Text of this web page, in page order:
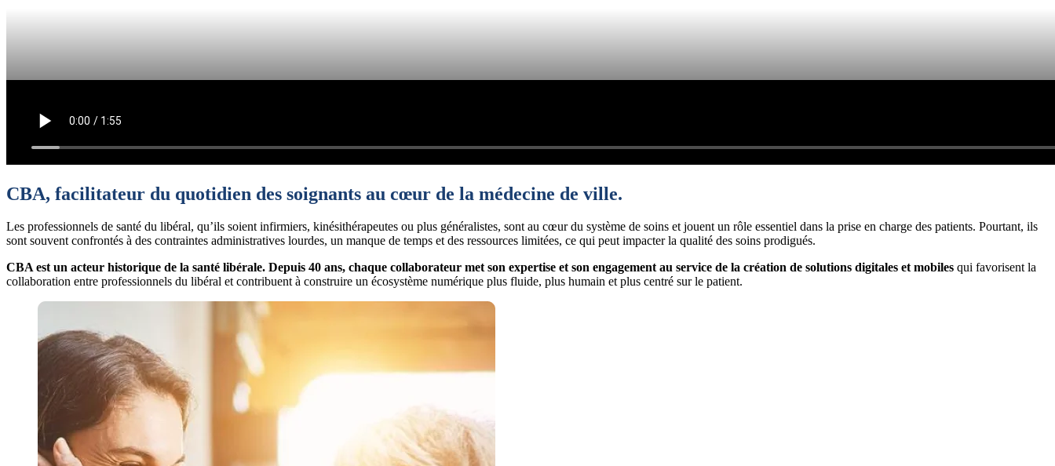
CBA, facilitateur du quotidien des soignants au cœur de la médecine de ville.
Les professionnels de santé du libéral, qu’ils soient infirmiers, kinésithérapeutes ou plus généralistes, sont au cœur du système de soins et jouent un rôle essentiel dans la prise en charge des patients. Pourtant, ils
sont souvent confrontés à des contraintes administratives lourdes, un manque de temps et des ressources limitées, ce qui peut impacter la qualité des soins prodigués.
CBA est un acteur historique de la santé libérale. Depuis 40 ans, chaque collaborateur met son expertise et son engagement au service de la création de solutions digitales et mobiles qui favorisent la
collaboration entre professionnels du libéral et contribuent à construire un écosystème numérique plus fluide, plus humain et plus centré sur le patient.